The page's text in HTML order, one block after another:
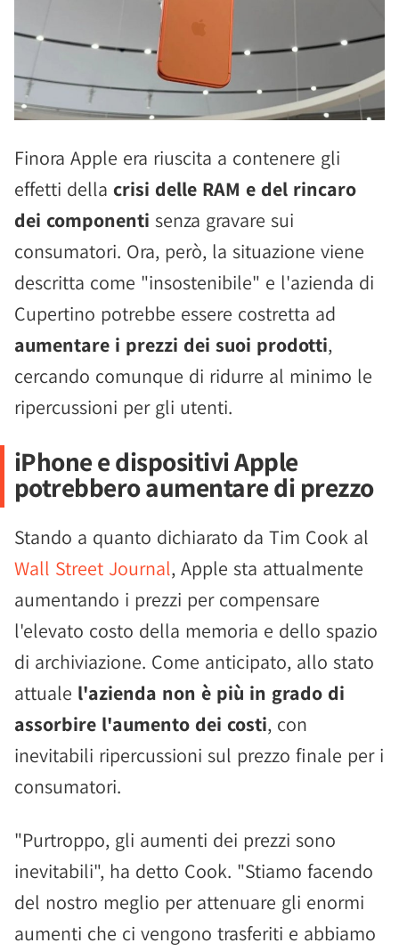
Finora Apple era riuscita a contenere gli
effetti della crisi delle RAM e del rincaro
dei componenti senza gravare sui
consumatori. Ora, però, la situazione viene
descritta come "insostenibile" e l'azienda di
Cupertino potrebbe essere costretta ad
aumentare i prezzi dei suoi prodotti,
cercando comunque di ridurre al minimo le
ripercussioni per gli utenti.
iPhone e dispositivi Apple
potrebbero aumentare di prezzo
Stando a quanto dichiarato da Tim Cook al
Wall Street Journal, Apple sta attualmente
aumentando i prezzi per compensare
l'elevato costo della memoria e dello spazio
di archiviazione. Come anticipato, allo stato
attuale l'azienda non è più in grado di
assorbire l'aumento dei costi, con
inevitabili ripercussioni sul prezzo finale per i
consumatori.
"Purtroppo, gli aumenti dei prezzi sono
inevitabili", ha detto Cook. "Stiamo facendo
del nostro meglio per attenuare gli enormi
aumenti che ci vengono trasferiti e abbiamo